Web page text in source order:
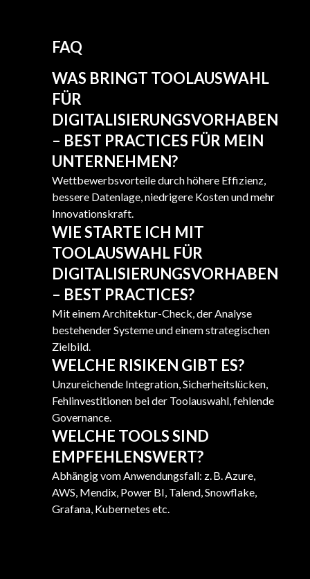
FAQ
WAS BRINGT TOOLAUSWAHL
FÜR
DIGITALISIERUNGSVORHABEN
– BEST PRACTICES FÜR MEIN
UNTERNEHMEN?
Wettbewerbsvorteile durch höhere Effizienz,
bessere Datenlage, niedrigere Kosten und mehr
Innovationskraft.
WIE STARTE ICH MIT
TOOLAUSWAHL FÜR
DIGITALISIERUNGSVORHABEN
– BEST PRACTICES?
Mit einem Architektur-Check, der Analyse
bestehender Systeme und einem strategischen
Zielbild.
WELCHE RISIKEN GIBT ES?
Unzureichende Integration, Sicherheitslücken,
Fehlinvestitionen bei der Toolauswahl, fehlende
Governance.
WELCHE TOOLS SIND
EMPFEHLENSWERT?
Abhängig vom Anwendungsfall: z. B. Azure,
AWS, Mendix, Power BI, Talend, Snowflake,
Grafana, Kubernetes etc.